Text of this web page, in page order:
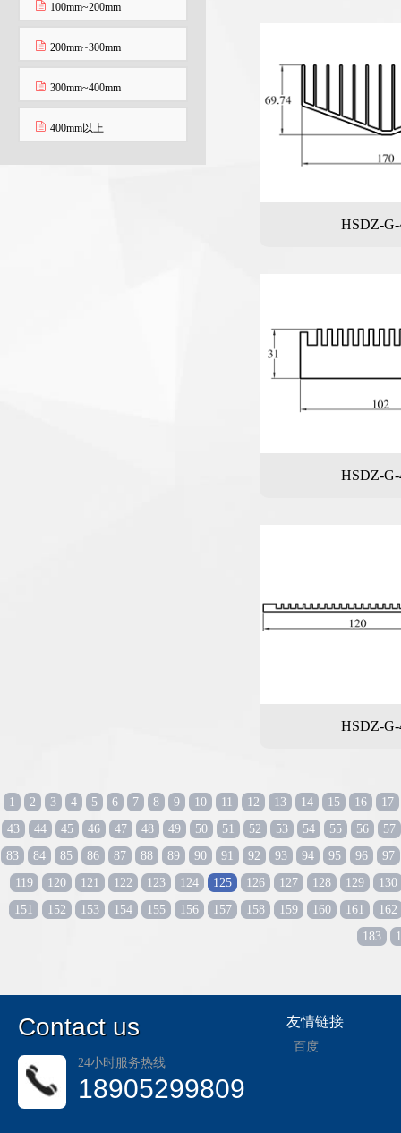
100mm~200mm
200mm~300mm
300mm~400mm
400mm以上
HSDZ-G-
HSDZ-G-
HSDZ-G-
1 2 3 4 5 6 7 8 9 10 11 12 13 14 15 16
17
43
44 45 46 47 48 49 50 51 52 53 54 55 56
57
83
84 85 86 87 88 89 90 91 92 93 94 95 96
97
119
120 121 122 123 124 125 126 127 128 129
130
151
152 153 154 155 156 157 158 159 160 161
162
183
Contact us
24小时服务热线
18905299809
友情链接
百度